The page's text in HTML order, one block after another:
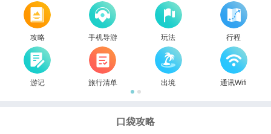
攻略 手机导游 玩法 行程
游记 旅行清单 出境 通讯Wifi
口袋攻略